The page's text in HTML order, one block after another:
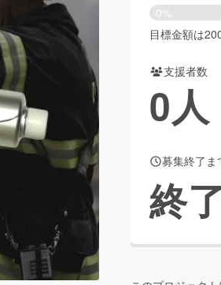
アニメ・漫画
ビューティー・ヘルスケア
Good
CAMPFIRE Creation
税
コミュニティ
0%
目標金額は
支援者数
0人
募集終了ま
終了